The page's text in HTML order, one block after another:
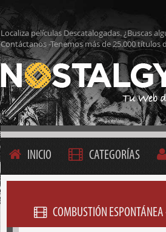
Localiza películas Descatalogadas. ¿Buscas
Contáctanos -Tenemos más de 25.000 títulos
INICIO CATEGORÍAS
COMBUSTIÓN